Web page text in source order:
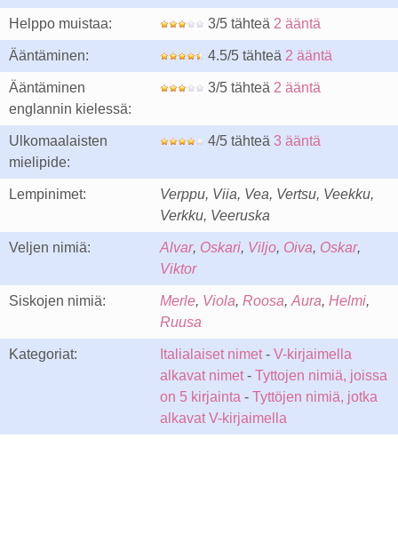
Helppo muistaa: 3/5 tähteä 2 ääntä
Ääntäminen: 4.5/5 tähteä 2 ääntä
Ääntäminen
englannin kielessä:
3/5 tähteä 2 ääntä
Ulkomaalaisten
mielipide:
4/5 tähteä 3 ääntä
Lempinimet:
Verppu, Viia, Vea, Vertsu, Veekku,
Verkku, Veeruska
Veljen nimiä: Alvar, Oskari, Viljo, Oiva, Oskar,
Viktor
Siskojen nimiä: Merle, Viola, Roosa, Aura, Helmi,
Ruusa
Kategoriat: Italialaiset nimet- V-kirjaimella
alkavat nimet- Tyttojen nimiä, joissa
on 5 kirjainta - Tyttöjen nimiä, jotka
alkavat V-kirjaimella